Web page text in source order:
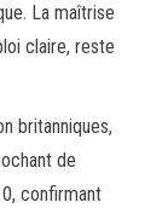
La maîtrise
claire, reste
britanniques,
de
confirmant